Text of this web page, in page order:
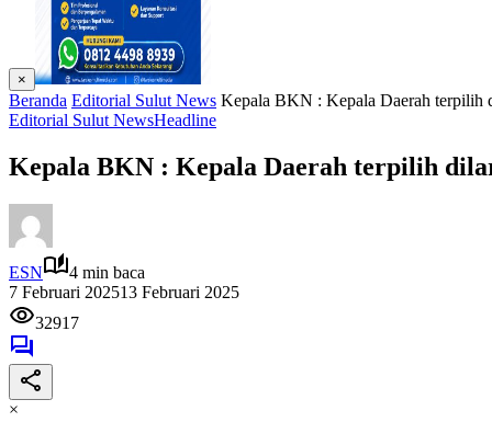
×
Beranda Editorial Sulut News Kepala BKN : Kepala Daerah terpilih
Editorial Sulut NewsHeadline
Kepala BKN : Kepala Daerah terpilih
ESN
4 min baca
7 Februari 202513 Februari 2025
32917
×